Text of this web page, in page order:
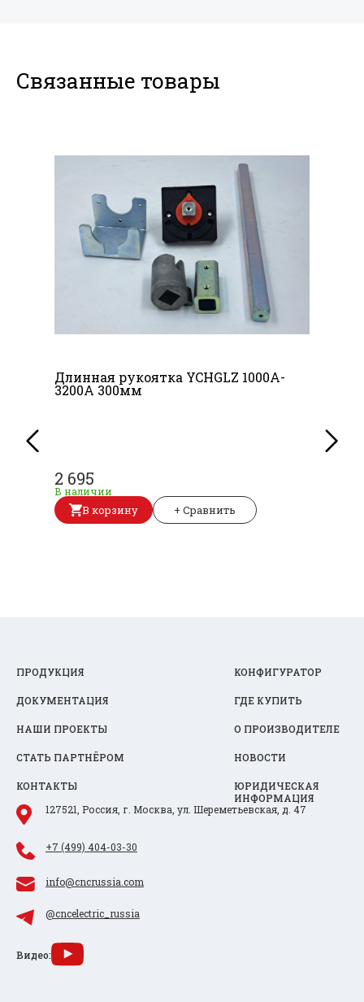
Связанные товары
Длинная рукоятка YCHGLZ 1000A-
3200A 300мм
2 695
В наличии
В корзину + Сравнить
ПРОДУКЦИЯ КОНФИГУРАТОР
ДОКУМЕНТАЦИЯ ГДЕ КУПИТЬ
НАШИ ПРОЕКТЫ О ПРОИЗВОДИТЕЛЕ
СТАТЬ ПАРТНЁРОМ НОВОСТИ
КОНТАКТЫ
ЮРИДИЧЕСКАЯ
ИНФОРМАЦИЯ
127521, Россия, г. Москва, ул. Шереметьевская, д. 47
+7 (499) 404-03-30
info@cncrussia.com
@cncelectric_russia
Видео: